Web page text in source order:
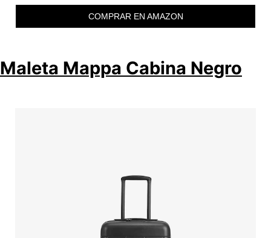
COMPRAR EN AMAZON
Maleta Mappa Cabina Negro